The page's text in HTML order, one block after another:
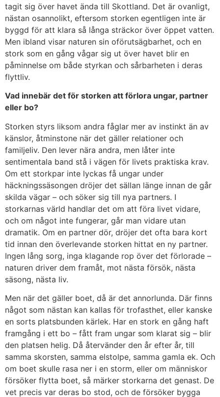
tagit sig över havet ända till Skottland. Det är ovanligt,
nästan osannolikt, eftersom storken egentligen inte är
byggd för att klara så långa sträckor över öppet vatten.
Men ibland visar naturen sin oförutsägbarhet, och en
stork som en gång vågar sig ut över havet blir en
påminnelse om både styrkan och sårbarheten i deras
flyttliv.
Vad innebär det för storken att förlora ungar, partner
eller bo?
Storken styrs liksom andra fåglar mer av instinkt än av
känslor, åtminstone när det gäller relationer och
familjeliv. Den lever nära andra, men låter inte
sentimentala band stå i vägen för livets praktiska krav.
Om ett storkpar inte lyckas få ungar under
häckningssäsongen dröjer det sällan länge innan de går
skilda vägar – och söker sig till nya partners. I
storkarnas värld handlar det om att föra livet vidare,
och om något inte fungerar, går man vidare utan
dramatik. Om en partner dör, dröjer det ofta bara kort
tid innan den överlevande storken hittat en ny partner.
Ingen lång sorg, inga klagande rop över det förlorade –
naturen driver dem framåt, mot nästa försök, nästa
säsong, nästa liv.
Men när det gäller boet, då är det annorlunda. Där finns
något som nästan kan kallas för trofasthet, eller kanske
en sorts platsbunden kärlek. Har en stork en gång haft
framgång i ett bo – fått fram ungar som klarat sig – blir
den platsen helig. Då återvänder den år efter år, till
samma skorsten, samma elstolpe, samma gamla ek. Och
om boet skulle rasa ner i en storm, eller om människor
försöker flytta boet, så märker storkarna det genast. De
vet precis var deras bo stod, och de försöker bygga